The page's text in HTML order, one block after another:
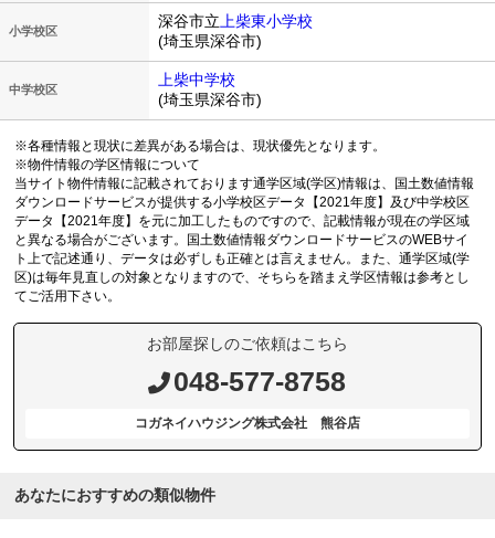
小学校区
深谷市立 上柴東小学校
(埼玉県深谷市)
中学校区
上柴中学校
(埼玉県深谷市)
※各種情報と現状に差異がある場合は、現状優先となります。
※物件情報の学区情報について
当サイト物件情報に記載されております通学区域(学区)情報は、国土数値情報
ダウンロードサービスが提供する小学校区データ【2021年度】及び中学校区
データ【2021年度】を元に加工したものですので、記載情報が現在の学区域
と異なる場合がございます。国土数値情報ダウンロードサービスのWEBサイ
ト上で記述通り、データは必ずしも正確とは言えません。また、通学区域(学
区)は毎年見直しの対象となりますので、そちらを踏まえ学区情報は参考とし
てご活用下さい。
お部屋探しのご依頼はこちら
048-577-8758
コガネイハウジング株式会社 熊谷店
あなたにおすすめの類似物件